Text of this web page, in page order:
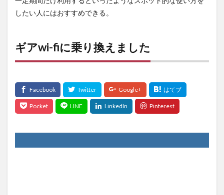
したい人にはおすすめできる。
ギアwi-fiに乗り換えました